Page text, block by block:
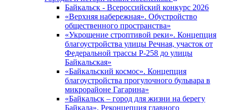
Байкальск - Всероссийский конкурс 2026
«Верхняя набережная». Обустройство
общественного пространства»
«Укрощение строптивой реки». Концепция
благоустройства улицы Речная, участок от
Федеральной трассы Р-258 до улицы
Байкальская»
«Байкальский космос». Концепция
благоустройства прогулочного бульвара в
микрорайоне Гагарина»
«Байкальск – город для жизни на берегу
Байкала». Реконцепция главного